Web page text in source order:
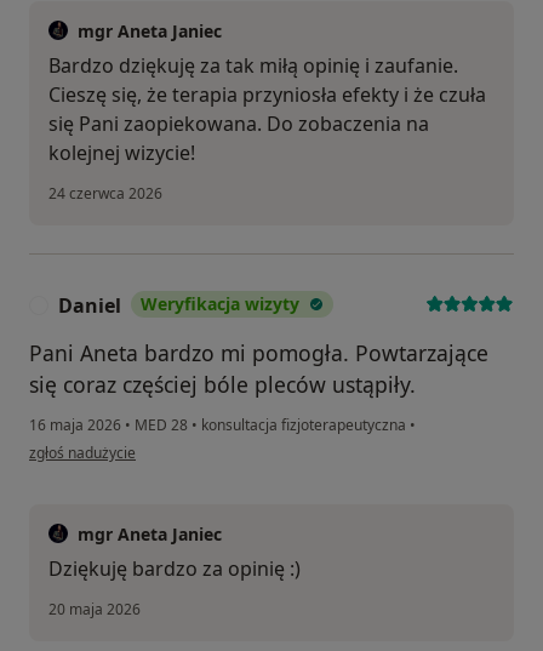
mgr Aneta Janiec
Bardzo dziękuję za tak miłą opinię i zaufanie.
Cieszę się, że terapia przyniosła efekty i że czuła
się Pani zaopiekowana. Do zobaczenia na
kolejnej wizycie!
24 czerwca 2026
Daniel Weryfikacja wizyty
Pani Aneta bardzo mi pomogła. Powtarzające
się coraz częściej bóle pleców ustąpiły.
16 maja 2026 • MED 28 • konsultacja fizjoterapeutyczna •
w opinii użytkownika Daniel
zgłoś nadużycie
mgr Aneta Janiec
Dziękuję bardzo za opinię :)
20 maja 2026